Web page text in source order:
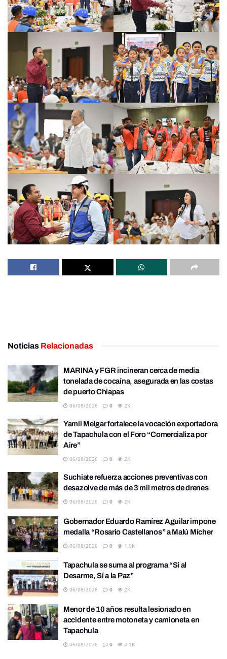
Noticias Relacionadas
MARINA y FGR incineran cerca de media
tonelada de cocaína, asegurada en las costas
de puerto Chiapas
06/08/2026 0 2K
Yamil Melgar fortalece la vocación exportadora
de Tapachula con el Foro “Comercializa por
Aire”
06/08/2026 0 2K
Suchiate refuerza acciones preventivas con
desazolve de más de 3 mil metros de drenes
06/08/2026 0 2K
Gobernador Eduardo Ramírez Aguilar impone
medalla “Rosario Castellanos” a Malú Mícher
06/08/2026 0 1.9K
Tapachula se suma al programa “Sí al
Desarme, Sí a la Paz”
06/08/2026 0 2K
Menor de 10 años resulta lesionado en
accidente entre motoneta y camioneta en
Tapachula
06/08/2026 0 2.1K